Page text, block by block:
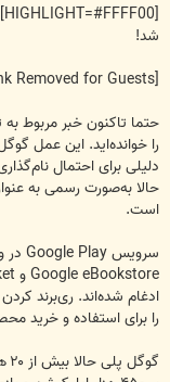
ت
شد!
[External Link Removed for Guests]
را خوانده‌اید. این عمل
حالا به‌صورت رسمی به
است.
را برای استفاده و خرید